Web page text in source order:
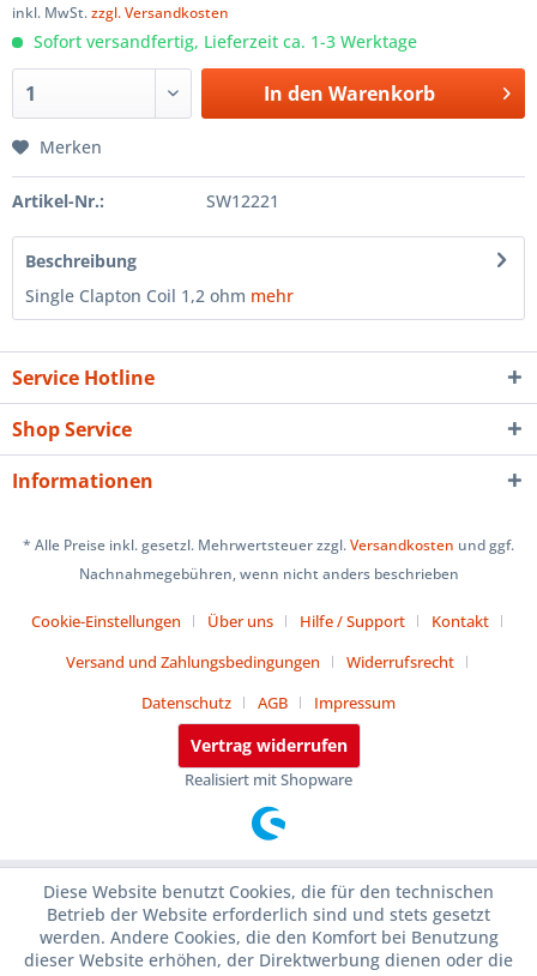
inkl. MwSt.zzgl. Versandkosten
Sofort versandfertig, Lieferzeit ca. 1-3 Werktage
In den Warenkorb
Merken
Artikel-Nr.: SW12221
Beschreibung
Single Clapton Coil 1,2 ohm mehr
Service Hotline
Shop Service
Informationen
* Alle Preise inkl. gesetzl. Mehrwertsteuer zzgl.Versandkosten und ggf.
Nachnahmegebühren, wenn nicht anders beschrieben
Cookie-Einstellungen Über uns Hilfe / Support
Kontakt
Versand und Zahlungsbedingungen
Widerrufsrecht
Datenschutz
AGB Impressum
Vertrag widerrufen
Realisiert mit Shopware
Diese Website benutzt Cookies, die für den technischen
Betrieb der Website erforderlich sind und stets gesetzt
werden. Andere Cookies, die den Komfort bei Benutzung
dieser Website erhöhen, der Direktwerbung dienen oder die